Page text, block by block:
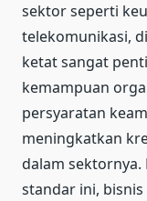
sektor seperti
telekomunikasi,
ketat sangat
kemampuan
persyaratan
meningkatkan
dalam sektornya.
standar ini,